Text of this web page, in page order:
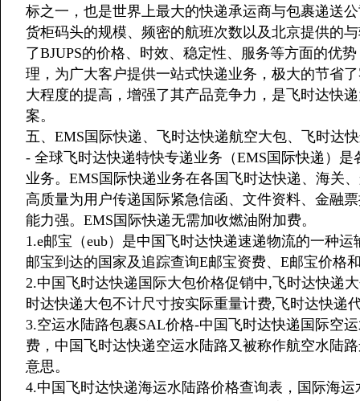
标之一，也是世界上最大的快递承运商与包裹递送
货柜码头的规模、频密的航班次数以及北京提供的
了BJUPS的价格、时效、稳定性、服务等方面的优
理，为广大客户提供一站式快递业务，极大的节省
大程度的提高，增强了其产品竞争力，是飞时达快
案。
五、EMS国际快递、飞时达快递航空大包、飞时达
- 全球飞时达快递特快专递业务（EMS国际快递）
业务。EMS国际快递业务在各国飞时达快递、海关
高质量为用户传递国际紧急信函、文件资料、金融
能力强。EMS国际快递无需加收燃油附加费。
1.e邮宝（eub）是中国飞时达快递速递物流的一种
邮宝到达的国家及追踪查询E邮宝资费、E邮宝价格
2.中国飞时达快递国际大包价格促销中,飞时达快递
时达快递大包不计尺寸按实际重量计费,飞时达快递
3.空运水陆路包裹SAL价格-中国飞时达快递国际空
费，中国飞时达快递空运水陆路又被称作航空水陆
意思。
4.中国飞时达快递海运水陆路价格查询表，国际海